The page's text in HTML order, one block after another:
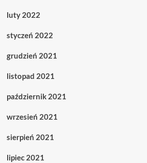
luty 2022
styczeń 2022
grudzień 2021
listopad 2021
październik 2021
wrzesień 2021
sierpień 2021
lipiec 2021